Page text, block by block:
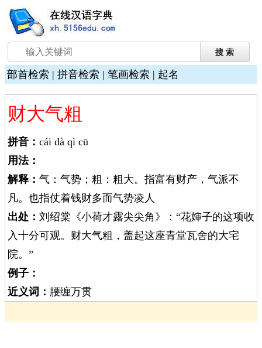
部首检索 | 拼音检索 | 笔画检索 | 起名
财大气粗
拼音： cái dà qì cū
用法：
解释： 气：气势；粗：粗大。指富有财产，气派不
凡。也指仗着钱财多而气势凌人
出处： 刘绍棠《小荷才露尖尖角》：“花婶子的这项收
入十分可观。财大气粗，盖起这座青堂瓦舍的大宅
院。”
例子：
近义词： 腰缠万贯